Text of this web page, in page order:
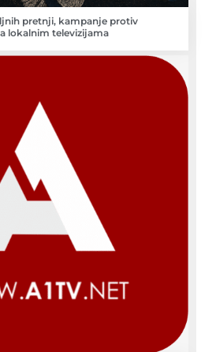
pretnji, kampanje protiv
lokalnim televizijama